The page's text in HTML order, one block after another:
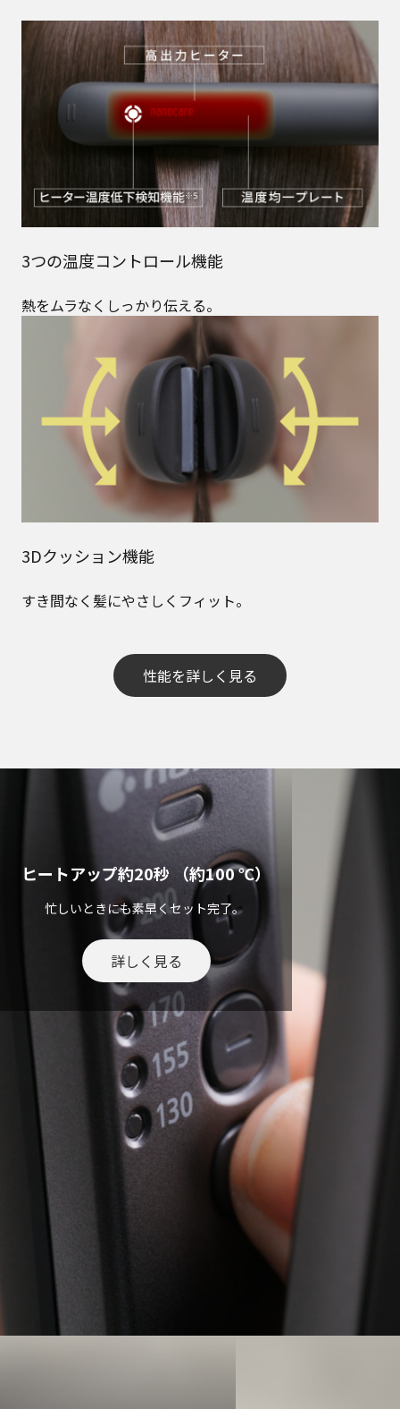
3つの温度コントロール機能
熱をムラなくしっかり伝える。
3Dクッション機能
すき間なく髪にやさしくフィット。
性能を詳しく見る
ヒートアップ約20秒 （約100 ℃）
忙しいときにも素早くセット完了。
詳しく見る